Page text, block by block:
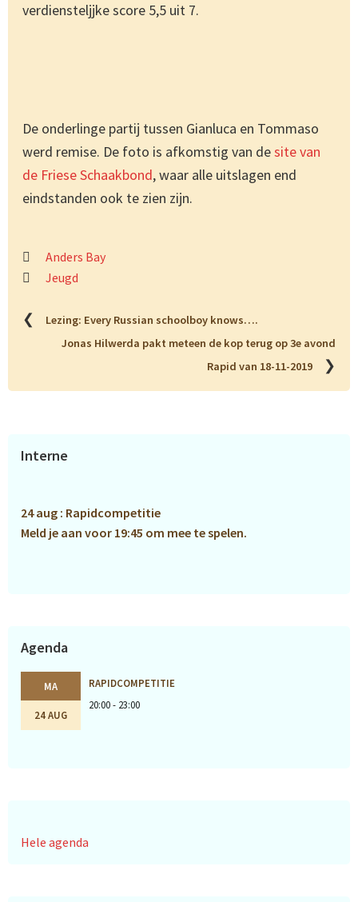
verdiensteljjke score 5,5 uit 7.
De onderlinge partij tussen Gianluca en Tommaso
werd remise. De foto is afkomstig van desite van
de Friese Schaakbond, waar alle uitslagen end
eindstanden ook te zien zijn.
Anders Bay
Jeugd
❮
Lezing: Every Russian schoolboy knows….
Jonas Hilwerda pakt meteen de kop terug op 3e avond
Rapid van 18-11-2019
❯
Primaire
Interne
24 aug : Rapidcompetitie
Meld je aan voor 19:45 om mee te spelen.
Agenda
MA
24 AUG
RAPIDCOMPETITIE
20:00 - 23:00
Hele agenda